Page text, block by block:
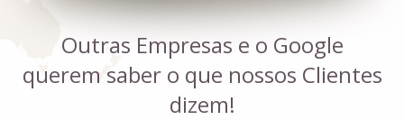
Outras Empresas e o Google
querem saber o que nossos Clientes
dizem!